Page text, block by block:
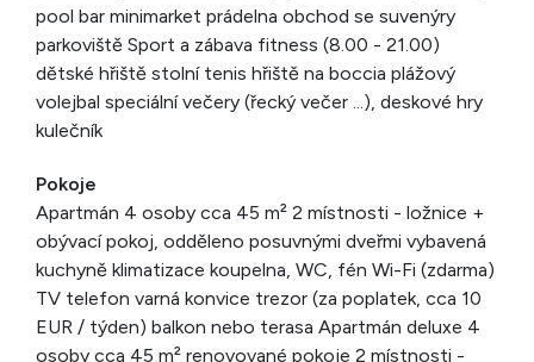
pool bar minimarket prádelna obchod se suvenýry
parkoviště Sport a zábava fitness (8.00 - 21.00)
dětské hřiště stolní tenis hřiště na boccia plážový
volejbal speciální večery (řecký večer ...), deskové hry
kulečník
Pokoje
Apartmán 4 osoby cca 45 m² 2 místnosti - ložnice +
obývací pokoj, odděleno posuvnými dveřmi vybavená
kuchyně klimatizace koupelna, WC, fén Wi-Fi (zdarma)
TV telefon varná konvice trezor (za poplatek, cca 10
EUR / týden) balkon nebo terasa Apartmán deluxe 4
osoby cca 45 m² renovované pokoje 2 místnosti -